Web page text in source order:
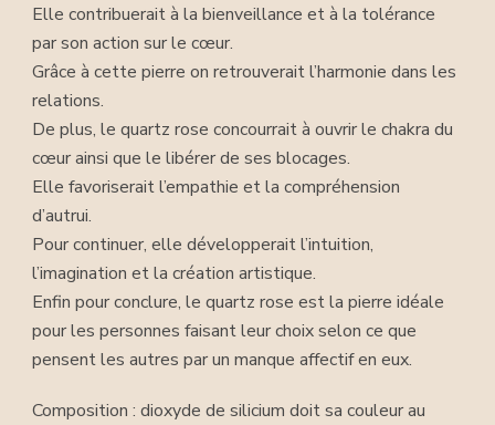
Elle contribuerait à la bienveillance et à la tolérance
par son action sur le cœur.
Grâce à cette pierre on retrouverait l’harmonie dans les
relations.
De plus, le quartz rose concourrait à ouvrir le chakra du
cœur ainsi que le libérer de ses blocages.
Elle favoriserait l’empathie et la compréhension
d’autrui.
Pour continuer, elle développerait l’intuition,
l’imagination et la création artistique.
Enfin pour conclure, le quartz rose est la pierre idéale
pour les personnes faisant leur choix selon ce que
pensent les autres par un manque affectif en eux.
Composition : dioxyde de silicium doit sa couleur au